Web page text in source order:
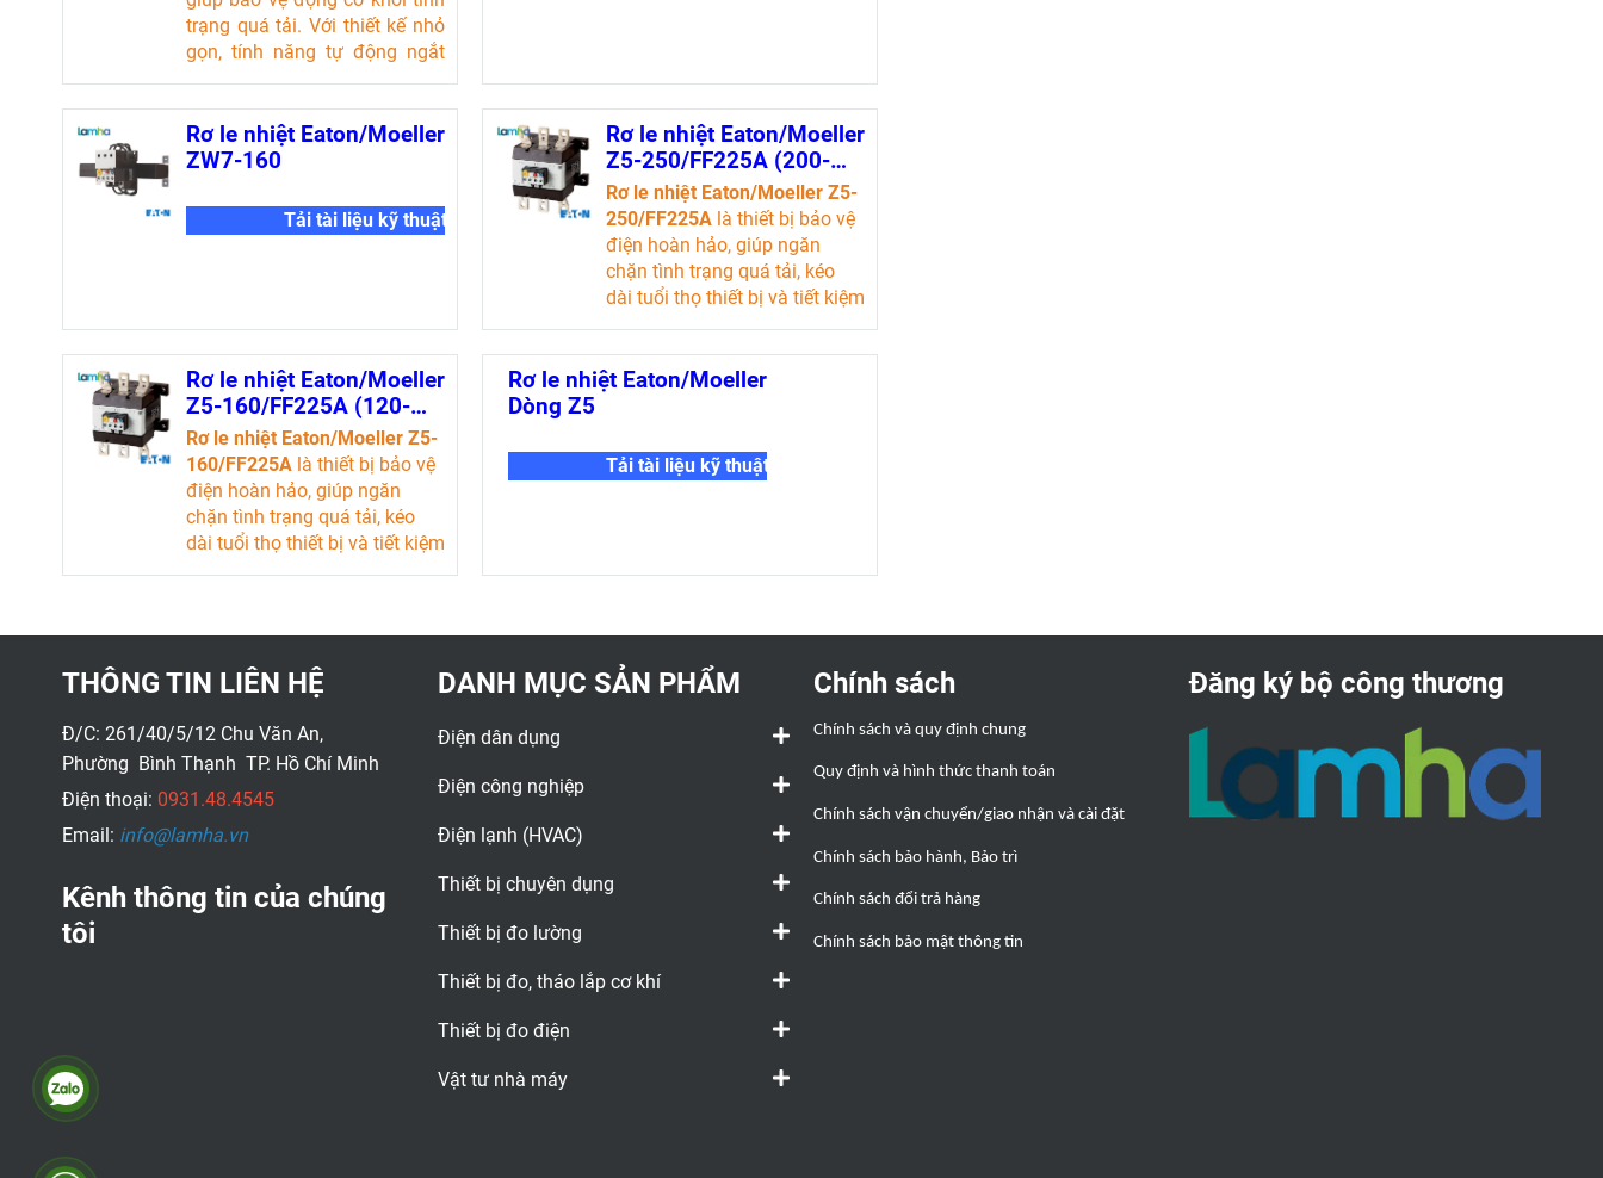
trạng quá tải. Với thiết kế nhỏ
gọn, tính năng tự động ngắt
ổn định trong nhiều môi
trường, sản phẩm này không
chỉ tiết kiệm chi phí mà còn
Tải tài liệu kỹ thuật
Rơ le nhiệt Eaton/Moeller
ZW7-160
Tải tài liệu kỹ thuật
Rơ le nhiệt Eaton/Moeller
Z5-250/FF225A (200-
250A)
Rơ le nhiệt Eaton/Moeller Z5-
250/FF225A là thiết bị bảo vệ
điện hoàn hảo, giúp ngăn
chặn tình trạng quá tải, kéo
dài tuổi thọ thiết bị và tiết kiệm
năng dễ sử dụng và độ tin cậy
cao, sản phẩm này là lựa chọn
Tải tài liệu kỹ thuật
Rơ le nhiệt Eaton/Moeller
Z5-160/FF225A (120-
160A)
Rơ le nhiệt Eaton/Moeller Z5-
160/FF225A là thiết bị bảo vệ
điện hoàn hảo, giúp ngăn
chặn tình trạng quá tải, kéo
dài tuổi thọ thiết bị và tiết kiệm
điện trong ngành công nghiệp.
Tải tài liệu kỹ thuật
Rơ le nhiệt Eaton/Moeller
Dòng Z5
Tải tài liệu kỹ thuật
THÔNG TIN LIÊN HỆ
Đ/C: 261/40/5/12 Chu Văn An,
Phường Bình Thạnh TP. Hồ Chí Minh
Điện thoại: 0931.48.4545
Email: info@lamha.vn
Kênh thông tin của chúng
tôi
DANH MỤC SẢN PHẨM
Điện dân dụng
Điện công nghiệp
Điện lạnh (HVAC)
Thiết bị chuyên dụng
Thiết bị đo lường
Thiết bị đo, tháo lắp cơ khí
Thiết bị đo điện
Vật tư nhà máy
Chính sách
Chính sách và quy định chung
Quy định và hình thức thanh toán
Chính sách vận chuyển/giao nhận và cài đặt
Chính sách bảo hành, Bảo trì
Chính sách đổi trả hàng
Chính sách bảo mật thông tin
Đăng ký bộ công thương